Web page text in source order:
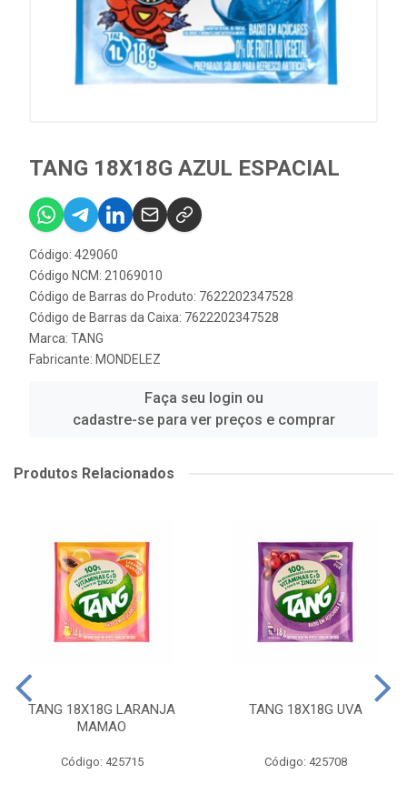
TANG 18X18G AZUL ESPACIAL
Código: 429060
Código NCM: 21069010
Código de Barras do Produto: 7622202347528
Código de Barras da Caixa: 7622202347528
Marca: TANG
Fabricante: MONDELEZ
Faça seu login ou
cadastre-se para ver preços e comprar
Produtos Relacionados
TANG 18X18G LARANJA
MAMAO
Código: 425715
TANG 18X18G UVA
Código: 425708